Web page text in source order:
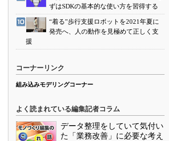
ずはSDKの基本的な使い方を習得する
“着る”歩行支援ロボットを2021年夏に
発売へ、人の動作を見極めて正しく支
援
コーナーリンク
組み込みモデリングコーナー
よく読まれている編集記者コラム
データ整理をしていて気付い
た「業務改善」に必要な考え